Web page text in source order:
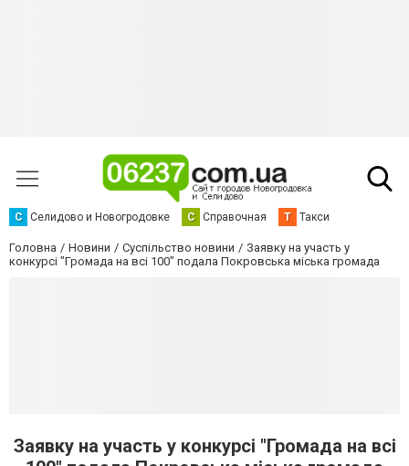
С Селидово и Новогродовке С Справочная Т Такси
Головна Новини Суспільство новини
Заявку на участь у
конкурсі "Громада на всі 100" подала Покровська міська громада
Заявку на участь у конкурсі "Громада на всі